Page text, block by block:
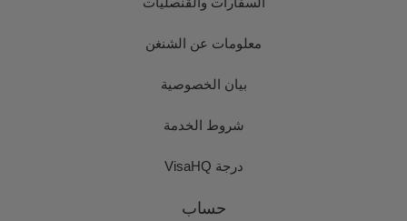
معلومات عن الشنغن
بيان الخصوصية
شروط الخدمة
درجة VisaHQ
حساب